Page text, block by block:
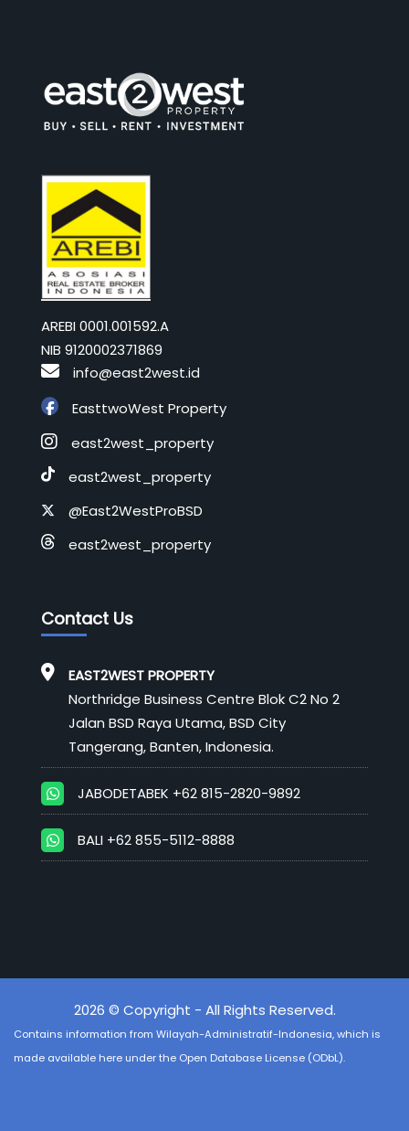
AREBI 0001.001592.A
NIB 9120002371869
info@east2west.id
EasttwoWest Property
east2west_property
east2west_property
@East2WestProBSD
east2west_property
Contact Us
EAST2WEST PROPERTY
Northridge Business Centre Blok C2 No 2
Jalan BSD Raya Utama, BSD City
Tangerang, Banten, Indonesia.
JABODETABEK +62 815-2820-9892
BALI +62 855-5112-8888
2026 © Copyright - All Rights Reserved.
Contains information from Wilayah-Administratif-Indonesia, which is
made available here under the Open Database License (ODbL).